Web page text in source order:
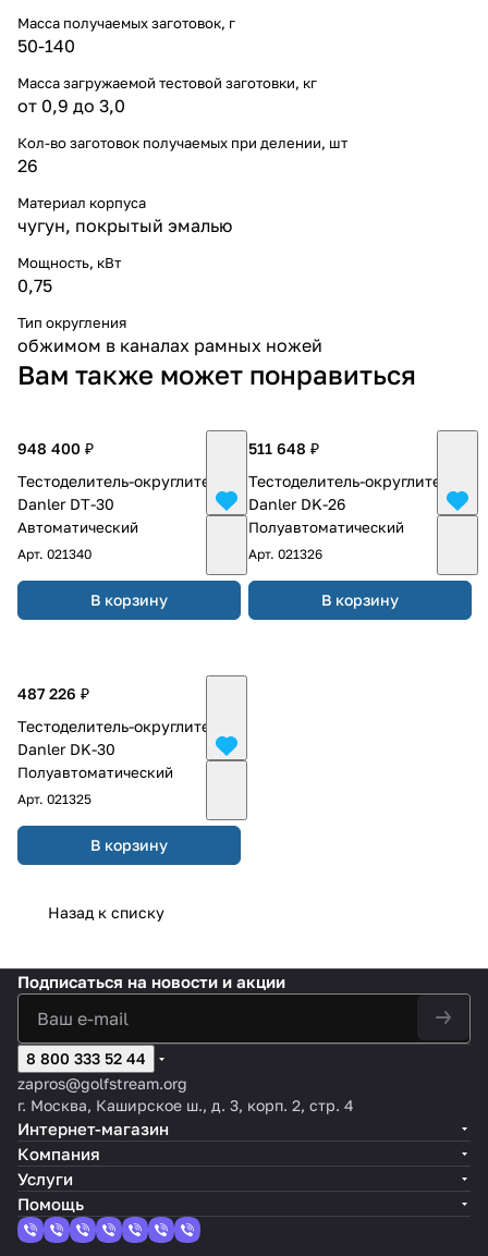
Масса получаемых заготовок, г
50-140
Масса загружаемой тестовой заготовки, кг
от 0,9 до 3,0
Кол-во заготовок получаемых при делении, шт
26
Материал корпуса
чугун, покрытый эмалью
Мощность, кВт
0,75
Тип округления
обжимом в каналах рамных ножей
Вам также может понравиться
948 400 ₽
Тестоделитель-округлитель
Danler DT-30
Автоматический
Арт. 021340
В корзину
511 648 ₽
Тестоделитель-округлитель
Danler DK-26
Полуавтоматический
Арт. 021326
В корзину
487 226 ₽
Тестоделитель-округлитель
Danler DK-30
Полуавтоматический
Арт. 021325
В корзину
Назад к списку
Подписаться на новости и акции
8 800 333 52 44
zapros@golfstream.org
г. Москва, Каширское ш., д. 3, корп. 2, стр. 4
Интернет-магазин
Компания
Услуги
Помощь